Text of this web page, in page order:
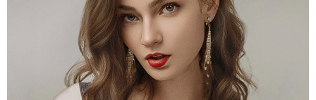
4.訂單成立30分鐘內，如未前往確認交易或遇審核未通過，訂單將自動取
消。如遇「轉專審核」未通過狀況，表示未達大哥付你分期系統評分，恕無
法說明評估內容。
【繳款方式說明】
1.分期款項不併入電信帳單，「大哥付你分期」於每月結算日後寄送繳費提
2.透過簡訊連結打開帳單後，可選擇「超商條碼／台灣大直營門市／銀行轉
帳／街口支付／iPASS MONEY」等通路繳費。
每筆NT$100，滿NT$1,200(含以上)免運費
付款後全家取貨
每筆NT$100，滿NT$999(含以上)免運費
7-11取貨付款